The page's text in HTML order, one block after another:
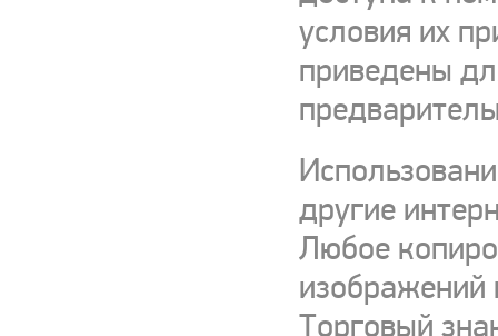
условия их
приведены
другие
Любое
изображений
Торговый